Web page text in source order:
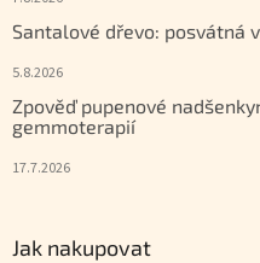
Santalové dřevo: posvátná
5.8.2026
Zpověď pupenové
gemmoterapií
17.7.2026
Jak nakupovat